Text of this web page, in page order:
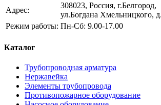
Адрес:
308023, Россия, г.Белгород,
ул.Богдана Хмельницкого,
Режим работы: Пн-Сб: 9.00-17.00
Каталог
Трубопроводная арматура
Нержавейка
Элементы трубопровода
Противопожарное оборудование